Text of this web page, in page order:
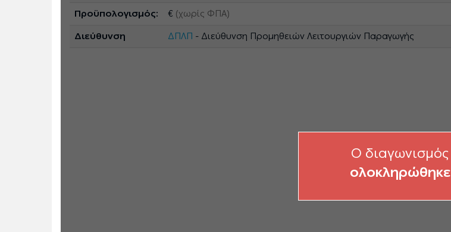
Προϋπολογισμός: € (χωρίς ΦΠΑ)
Διεύθυνση ΔΠΛΠ - Διεύθυνση Προμηθειών Λειτουργιών Παραγωγής
O διαγωνισμός
ολοκληρώθηκε